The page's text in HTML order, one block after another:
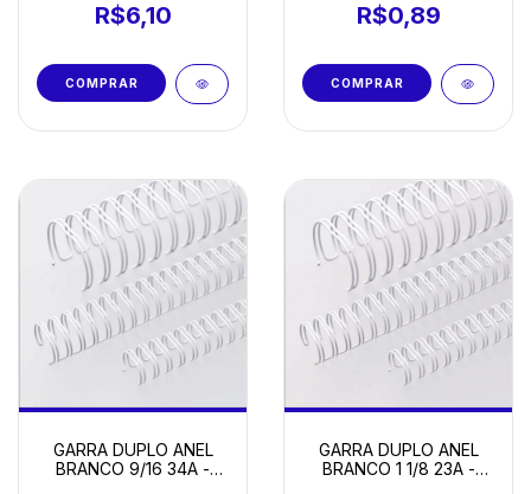
R$6,10 R$0,89
GARRA DUPLO ANEL
BRANCO 9/16 34A -
GARRA DUPLO ANEL
BRANCO 1 1/8 23A -